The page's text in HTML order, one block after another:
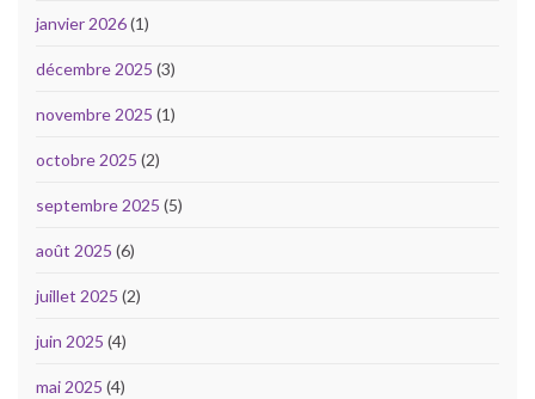
janvier 2026(1)
décembre 2025 (3)
novembre 2025 (1)
octobre 2025 (2)
septembre 2025 (5)
août 2025 (6)
juillet 2025 (2)
juin 2025 (4)
mai 2025 (4)